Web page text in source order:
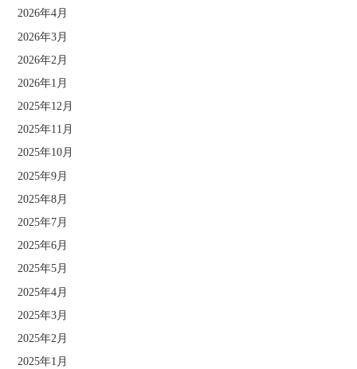
2026年4月
2026年3月
2026年2月
2026年1月
2025年12月
2025年11月
2025年10月
2025年9月
2025年8月
2025年7月
2025年6月
2025年5月
2025年4月
2025年3月
2025年2月
2025年1月